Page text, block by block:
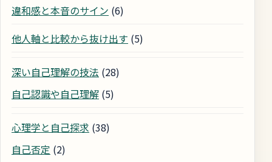
違和感と本音のサイン (6)
他人軸と比較から抜け出す (5)
深い自己理解の技法 (28)
自己認識や自己理解 (5)
心理学と自己探求 (38)
自己否定 (2)